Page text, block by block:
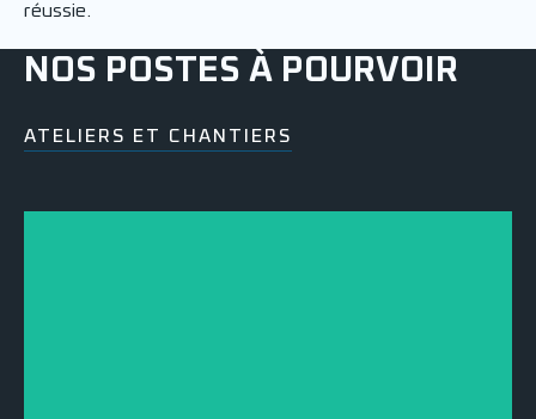
réussie.
NOS POSTES À POURVOIR
ATELIERS ET CHANTIERS